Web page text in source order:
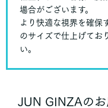
場合がございます。
より快適な視界を確保
のサイズで仕上げてお
い。
JUN GINZAの